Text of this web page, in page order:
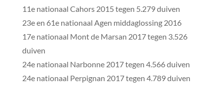
11e nationaal Cahors 2015 tegen 5.279 duiven
23e en 61e nationaal Agen middaglossing 2016
17e nationaal Mont de Marsan 2017 tegen 3.526
duiven
24e nationaal Narbonne 2017 tegen 4.566 duiven
24e nationaal Perpignan 2017 tegen 4.789 duiven